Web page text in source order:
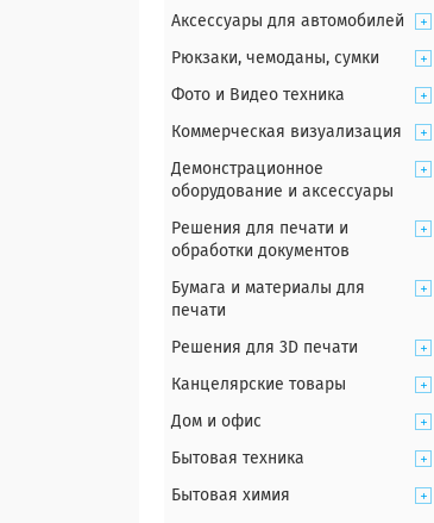
Аксессуары для автомобилей
Рюкзаки, чемоданы, сумки
Фото и Видео техника
Коммерческая визуализация
Демонстрационное
оборудование и аксессуары
Решения для печати и
обработки документов
Бумага и материалы для
печати
Решения для 3D печати
Канцелярские товары
Дом и офис
Бытовая техника
Бытовая химия